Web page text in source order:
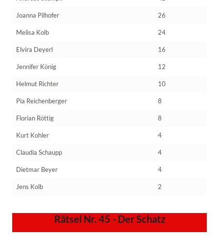
Joanna Pilhofer 26
Melisa Kolb 24
Elvira Deyerl 16
Jennifer König 12
Helmut Richter 10
Pia Reichenberger 8
Florian Röttig 8
Kurt Kohler 4
Claudia Schaupp 4
Dietmar Beyer 4
Jens Kolb 2
Rätsel Nr. 45 - Der Schatz